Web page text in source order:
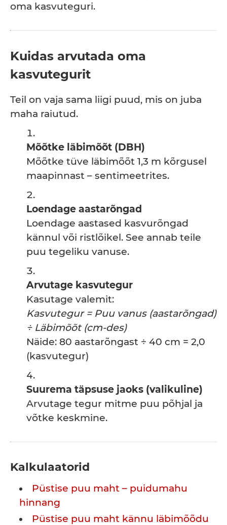
oma kasvuteguri.
Kuidas arvutada oma
kasvutegurit
Teil on vaja sama liigi puud, mis on juba
maha raiutud.
Mõõtke läbimõõt (DBH)
Mõõtke tüve läbimõõt 1,3 m kõrgusel
maapinnast – sentimeetrites.
Loendage aastarõngad
Loendage aastased kasvurõngad
kännul või ristlõikel. See annab teile
puu tegeliku vanuse.
Arvutage kasvutegur
Kasutage valemit:
Kasvutegur = Puu vanus (aastarõngad)
÷ Läbimõõt (cm-des)
Näide: 80 aastarõngast ÷ 40 cm = 2,0
(kasvutegur)
Suurema täpsuse jaoks (valikuline)
Arvutage tegur mitme puu põhjal ja
võtke keskmine.
Kalkulaatorid
Püstise puu maht – puidumahu
hinnang
Püstise puu maht kännu läbimõõdu